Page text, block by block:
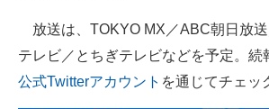
放送は、TOKYO MX／ABC朝日放
テレビ／とちぎテレビなどを予定。続
公式Twitterアカウント を通じてチェッ